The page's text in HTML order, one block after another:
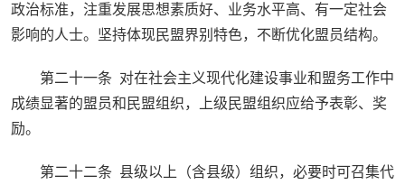
政治标准，注重发展思想素质好、业务水平高、有一定社会
影响的人士。坚持体现民盟界别特色，不断优化盟员结构。
第二十一条 对在社会主义现代化建设事业和盟务工作中
成绩显著的盟员和民盟组织，上级民盟组织应给予表彰、奖
励。
第二十二条 县级以上（含县级）组织，必要时可召集代